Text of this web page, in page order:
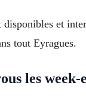
disponibles et
tout Eyragues.
les week-